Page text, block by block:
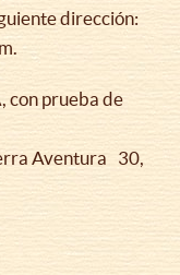
dirección:
con prueba de
Aventura 30,